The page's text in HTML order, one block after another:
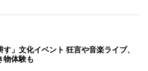
」文化イベント 狂言や音楽ライブ、
物体験も